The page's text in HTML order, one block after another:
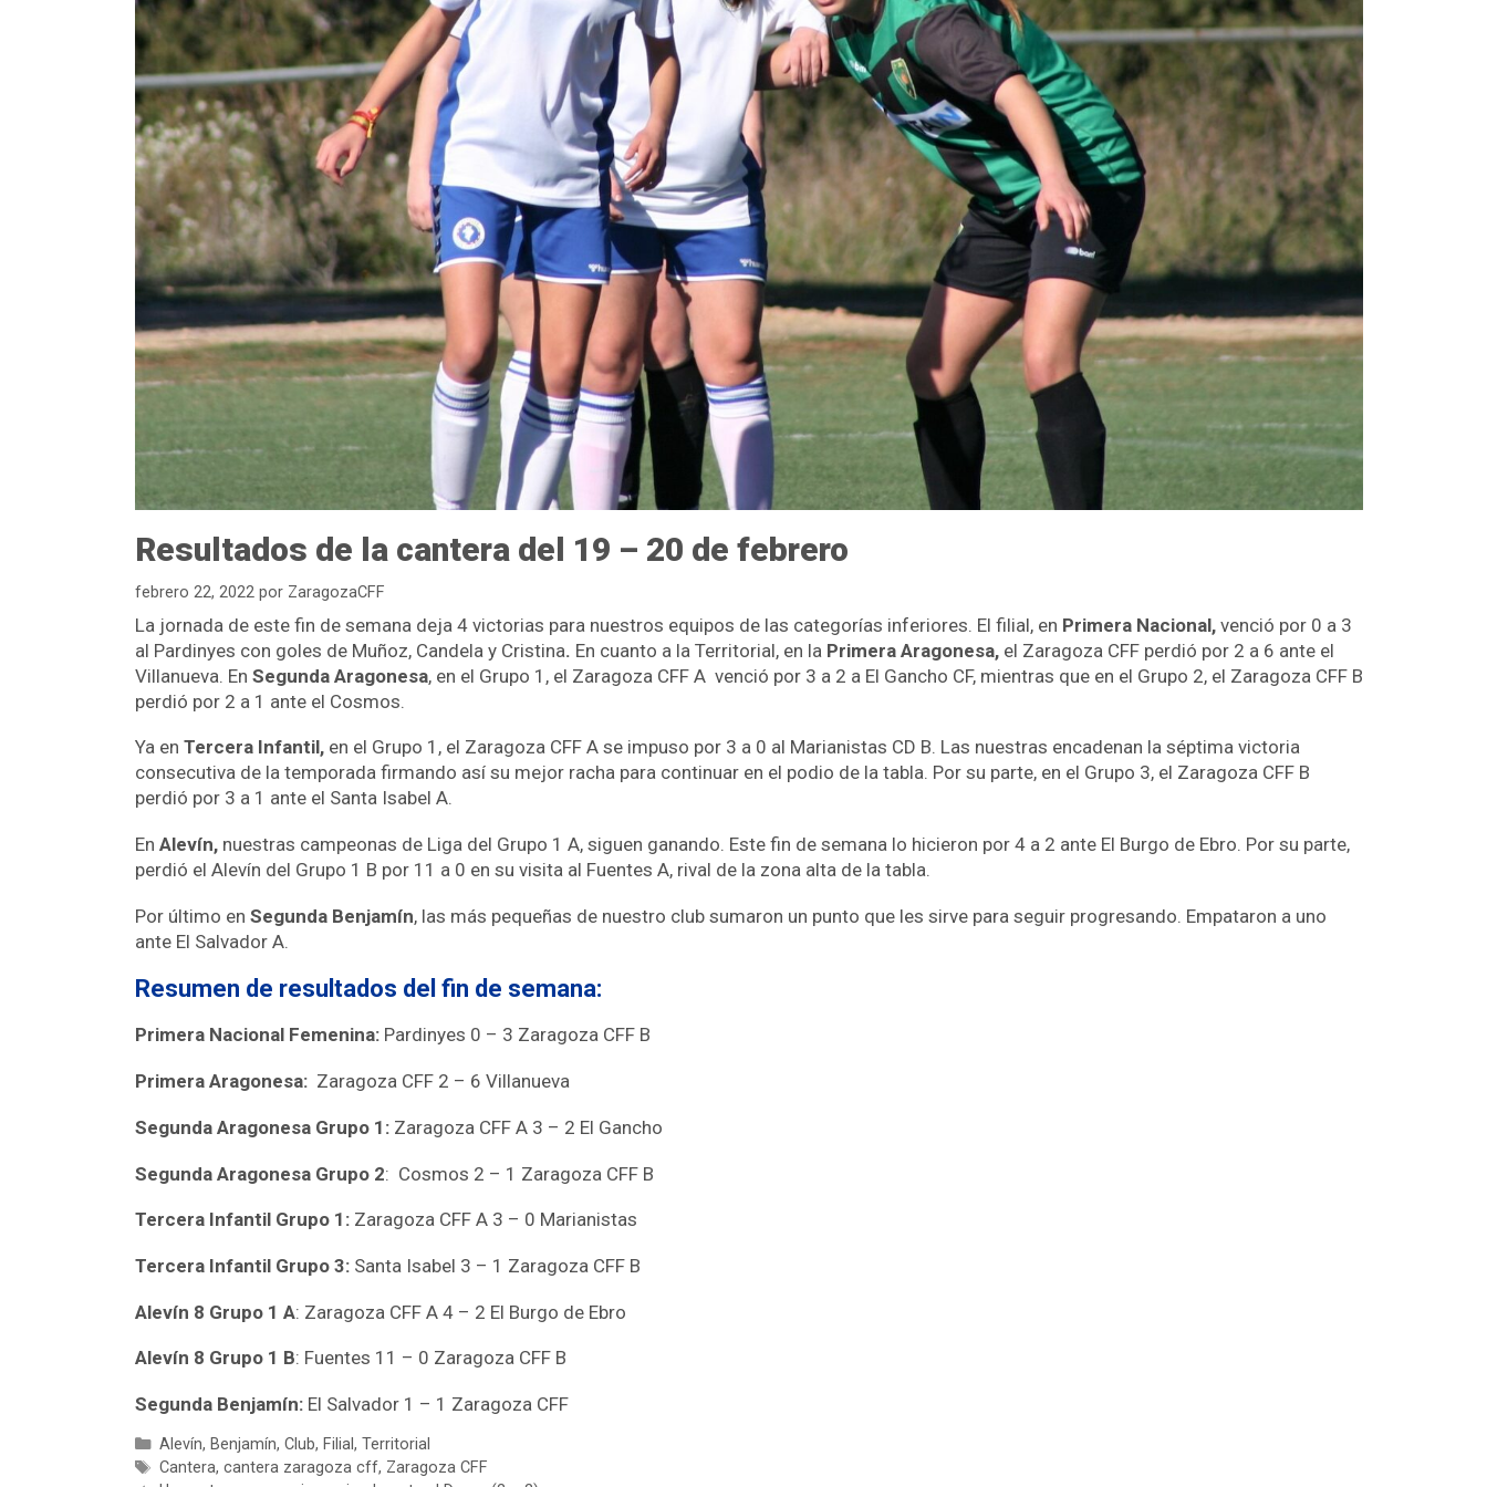
Resultados de la cantera del 19 – 20 de febrero
febrero 22, 2022 por ZaragozaCFF
La jornada de este fin de semana deja 4 victorias para nuestros equipos de las categorías inferiores. El filial, en Primera Nacional, venció por 0 a 3
al Pardinyes con goles de Muñoz, Candela y Cristina. En cuanto a la Territorial, en la Primera Aragonesa, el Zaragoza CFF perdió por 2 a 6 ante el
Villanueva. En Segunda Aragonesa, en el Grupo 1, el Zaragoza CFF A venció por 3 a 2 a El Gancho CF, mientras que en el Grupo 2, el Zaragoza CFF B
perdió por 2 a 1 ante el Cosmos.
Ya en Tercera Infantil, en el Grupo 1, el Zaragoza CFF A se impuso por 3 a 0 al Marianistas CD B. Las nuestras encadenan la séptima victoria
consecutiva de la temporada firmando así su mejor racha para continuar en el podio de la tabla. Por su parte, en el Grupo 3, el Zaragoza CFF B
perdió por 3 a 1 ante el Santa Isabel A.
En Alevín, nuestras campeonas de Liga del Grupo 1 A, siguen ganando. Este fin de semana lo hicieron por 4 a 2 ante El Burgo de Ebro. Por su parte,
perdió el Alevín del Grupo 1 B por 11 a 0 en su visita al Fuentes A, rival de la zona alta de la tabla.
Por último en Segunda Benjamín, las más pequeñas de nuestro club sumaron un punto que les sirve para seguir progresando. Empataron a uno
ante El Salvador A.
Resumen de resultados del fin de semana:
Primera Nacional Femenina: Pardinyes 0 – 3 Zaragoza CFF B
Primera Aragonesa: Zaragoza CFF 2 – 6 Villanueva
Segunda Aragonesa Grupo 1: Zaragoza CFF A 3 – 2 El Gancho
Segunda Aragonesa Grupo 2: Cosmos 2 – 1 Zaragoza CFF B
Tercera Infantil Grupo 1: Zaragoza CFF A 3 – 0 Marianistas
Tercera Infantil Grupo 3: Santa Isabel 3 – 1 Zaragoza CFF B
Alevín 8 Grupo 1 A: Zaragoza CFF A 4 – 2 El Burgo de Ebro
Alevín 8 Grupo 1 B: Fuentes 11 – 0 Zaragoza CFF B
Segunda Benjamín: El Salvador 1 – 1 Zaragoza CFF
Alevín, Benjamín, Club, Filial, Territorial
Cantera, cantera zaragoza cff, Zaragoza CFF